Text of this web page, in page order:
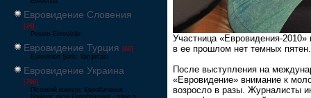
Евровидение Словения
[26]
Pesem Evrovizije
Евровидение Турция [66]
Eurovision Şarkı Yarışması
Евровидение Украина
[796]
Пісенний конкурс Євробачення
Конкурс пісні Євробачення - одне з
Участница «Евровидения-2010»
в ее прошлом нет темных пятен.
После выступления на
«Евровидение» внимание к
возросло в разы. Журналисты